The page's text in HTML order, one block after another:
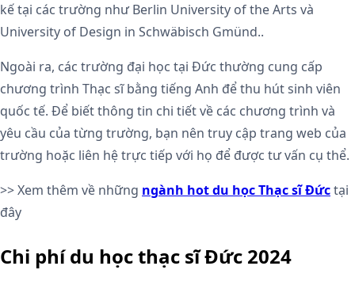
kế tại các trường như Berlin University of the Arts và
University of Design in Schwäbisch Gmünd..
Ngoài ra, các trường đại học tại Đức thường cung cấp
chương trình Thạc sĩ bằng tiếng Anh để thu hút sinh viên
quốc tế. Để biết thông tin chi tiết về các chương trình và
yêu cầu của từng trường, bạn nên truy cập trang web của
trường hoặc liên hệ trực tiếp với họ để được tư vấn cụ thể.
>> Xem thêm về những ngành hot du học Thạc sĩ Đứctại
đây
Chi phí du học thạc sĩ Đức 2024